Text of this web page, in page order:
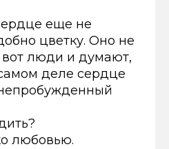
еще не
цветку. Оно не
вот люди и думают,
деле сердце
любовью.